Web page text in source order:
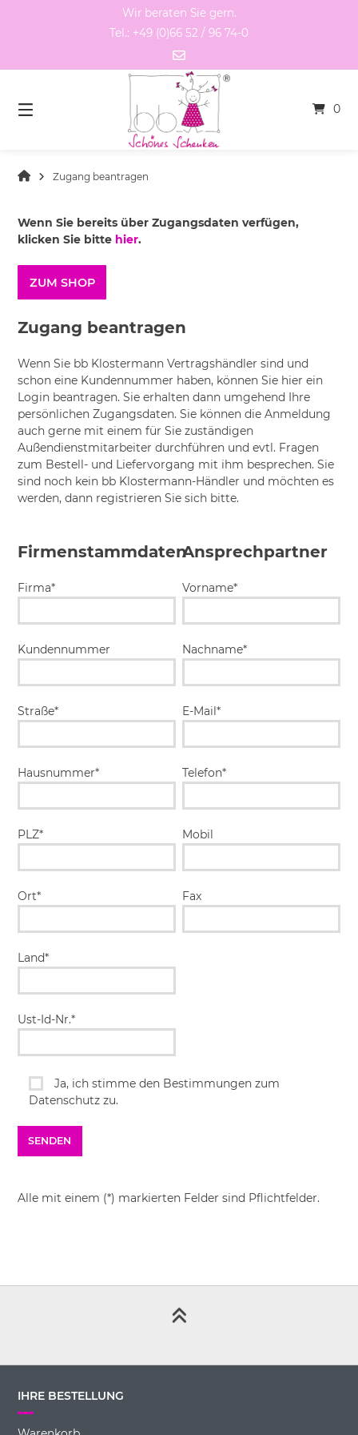
Wir beraten Sie gern.
Tel.: +49 (0)66 52 / 96 74-0
0
Zugang beantragen
Wenn Sie bereits über Zugangsdaten verfügen,
klicken Sie bitte hier.
ZUM SHOP
Zugang beantragen
Wenn Sie bb Klostermann Vertragshändler sind und
schon eine Kundennummer haben, können Sie hier ein
Login beantragen. Sie erhalten dann umgehend Ihre
persönlichen Zugangsdaten. Sie können die Anmeldung
auch gerne mit einem für Sie zuständigen
Außendienstmitarbeiter durchführen und evtl. Fragen
zum Bestell- und Liefervorgang mit ihm besprechen. Sie
sind noch kein bb Klostermann-Händler und möchten es
werden, dann registrieren Sie sich bitte.
Firmenstammdaten
Firma*
Kundennummer
Straße*
Hausnummer*
PLZ*
Ort*
Land*
Ust-Id-Nr.*
Ansprechpartner
Vorname*
Nachname*
E-Mail*
Telefon*
Mobil
Fax
Ja, ich stimme den Bestimmungen zum
Datenschutz zu.
Alle mit einem (*) markierten Felder sind Pflichtfelder.
IHRE BESTELLUNG